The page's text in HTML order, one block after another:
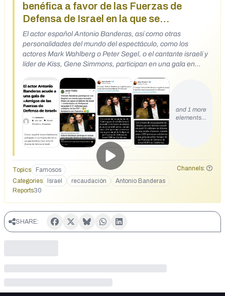
benéfica a favor de las Fuerzas de
Defensa de Israel en la que se
recaudaron 31 millones de dólares»
El actor español Antonio Banderas, así como otras
personalidades del mundo del espectáculo, como los
actores Mark Wahlberg o Peter Segel, o el cantante israelí y
líder de Kiss, Gene Simmons, participan en una gala en
recaudaron 31 millones de dólares.
https://andaluciamorisca.org/el-actor-antonio-banderas-
acude-a-una-gala-de-amigos-de-las-fuerzas-de-defensa-
de-israel/ https://www.instagram.com/reel/DNeIBNfKECJ/
and 1 more
elements…
Topics Famosos
Channels:
Categories
Israel recaudación
Antonio Banderas
Reports30
SHARE: